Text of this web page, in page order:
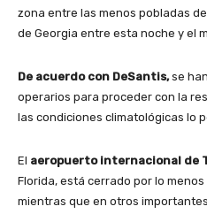
zona entre las menos pobladas
de Georgia entre esta noche y el
De acuerdo con DeSantis,se
operarios para proceder con la
las condiciones climatológicas lo
El aeropuerto internacional de
Florida, está cerrado por lo
mientras que en otros